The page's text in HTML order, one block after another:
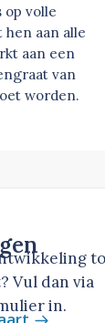
op volle
aan alle
aan een
van
worden.
Vul dan via
in.